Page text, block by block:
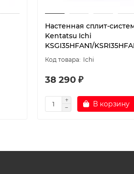
Настенная сплит-
Kentatsu Ichi
KSGI35HFAN1/
Ichi
38 290 ₽
В корзину